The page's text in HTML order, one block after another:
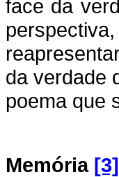
face da
da verdade
poema que
Memória [3]